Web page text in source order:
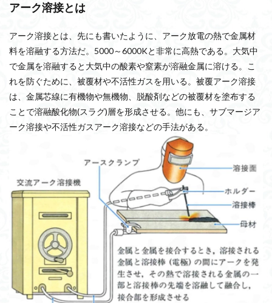
アーク溶接とは
アーク溶接とは、先にも書いたように、アーク放電の熱で金属材
料を溶融する方法だ。5000～6000Kと非常に高熱である。大気中
で金属を溶融すると大気中の酸素や窒素が溶融金属に溶ける。こ
れを防ぐために、被覆材や不活性ガスを用いる。被覆アーク溶接
は、金属芯線に有機物や無機物、脱酸剤などの被覆材を塗布する
ことで溶融酸化物(スラグ)層を形成させる。他にも、サブマージア
ーク溶接や不活性ガスアーク溶接などの手法がある。